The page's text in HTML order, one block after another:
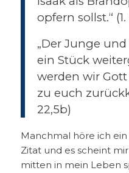
opfern sollst.“
„Der Junge
ein Stück
werden wir
zu euch
22,5b)
Manchmal höre ich
Zitat und es scheint
mitten in mein Leben